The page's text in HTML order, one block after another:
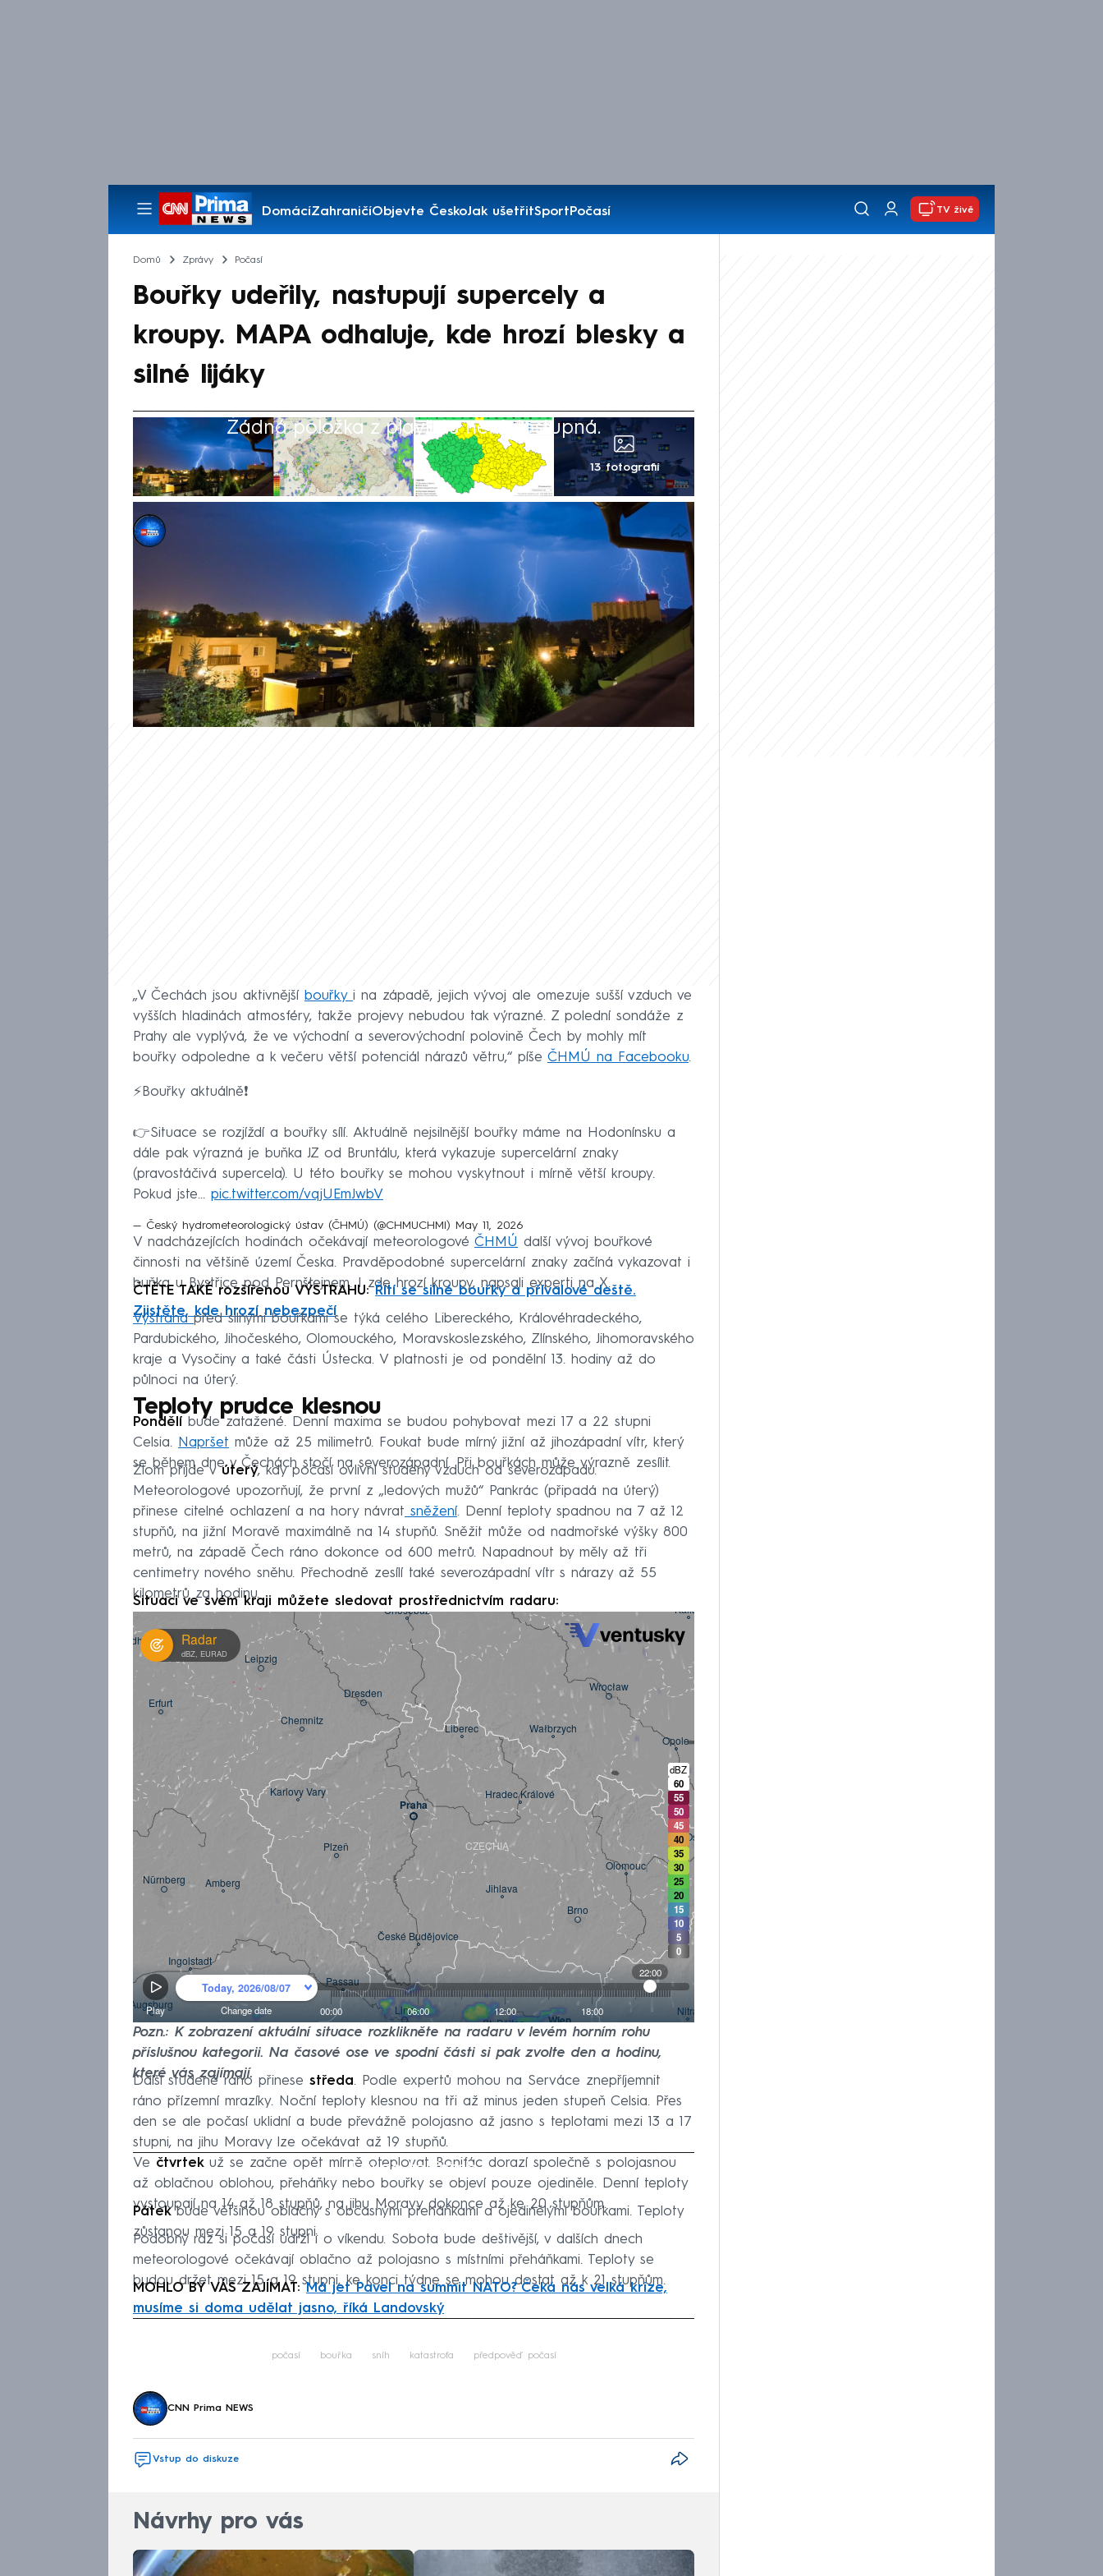
DomácíZahraničíObjevte ČeskoJak ušetřitSportPočasí
Pořady
TV živě
Domů Zprávy Počasí
Bouřky udeřily, nastupují supercely a
kroupy. MAPA odhaluje, kde hrozí blesky a
silné lijáky
Žádná položka z playlistu není dostupná.
13 fotografií
CNN Prima NEWS
Akt. 11. kvě 2026, 16:33
Bouřky udeřily v Česku. Informoval o tom Český hydrometeorologický
ústav (ČHMÚ) s tím, že v odpoledních hodinách lokálně nejintenzivnější
bouřky zasáhly hlavně jih Moravy, výjimečně se mohou vyskytovat i
menší kroupy. Výrazná je buňka jihozápadně od Bruntálu, která
vykazuje supercelární znaky. Aktivnější bouřky jsou však rovněž na
západě.
„V Čechách jsou aktivnější bouřky i na západě, jejich vývoj ale omezuje sušší vzduch ve
vyšších hladinách atmosféry, takže projevy nebudou tak výrazné. Z polední sondáže z
Prahy ale vyplývá, že ve východní a severovýchodní polovině Čech by mohly mít
bouřky odpoledne a k večeru větší potenciál nárazů větru,“ píše ČHMÚ na Facebooku.
⚡Bouřky aktuálně❗
👉Situace se rozjíždí a bouřky sílí. Aktuálně nejsilnější bouřky máme na Hodonínsku a
dále pak výrazná je buňka JZ od Bruntálu, která vykazuje supercelární znaky
(pravostáčivá supercela). U této bouřky se mohou vyskytnout i mírně větší kroupy.
Pokud jste… pic.twitter.com/vqjUEmJwbV
— Český hydrometeorologický ústav (ČHMÚ) (@CHMUCHMI) May 11, 2026
V nadcházejících hodinách očekávají meteorologové ČHMÚ další vývoj bouřkové
činnosti na většině území Česka. Pravděpodobné supercelární znaky začíná vykazovat i
buňka u Bystřice pod Pernštejnem. I zde hrozí kroupy, napsali experti na X.
ČTĚTE TAKÉ rozšířenou VÝSTRAHU:Řítí se silné bouřky a přívalové deště.
Zjistěte, kde hrozí nebezpečí
Výstrahapřed silnými bouřkami se týká celého Libereckého, Královéhradeckého,
Pardubického, Jihočeského, Olomouckého, Moravskoslezského, Zlínského, Jihomoravského
kraje a Vysočiny a také části Ústecka. V platnosti je od pondělní 13. hodiny až do
půlnoci na úterý.
Teploty prudce klesnou
Pondělí bude zatažené. Denní maxima se budou pohybovat mezi 17 a 22 stupni
Celsia. Napršet může až 25 milimetrů. Foukat bude mírný jižní až jihozápadní vítr, který
se během dne v Čechách stočí na severozápadní. Při bouřkách může výrazně zesílit.
Zlom přijde vúterý, kdy počasí ovlivní studený vzduch od severozápadu.
Meteorologové upozorňují, že první z „ledových mužů“ Pankrác (připadá na úterý)
přinese citelné ochlazení a na hory návrat sněžení. Denní teploty spadnou na 7 až 12
stupňů, na jižní Moravě maximálně na 14 stupňů. Sněžit může od nadmořské výšky 800
metrů, na západě Čech ráno dokonce od 600 metrů. Napadnout by měly až tři
centimetry nového sněhu. Přechodně zesílí také severozápadní vítr s nárazy až 55
kilometrů za hodinu.
Situaci ve svém kraji můžete sledovat prostřednictvím radaru:
Pozn.: K zobrazení aktuální situace rozklikněte na radaru v levém horním rohu
příslušnou kategorii. Na časové ose ve spodní části si pak zvolte den a hodinu,
které vás zajímají.
Další studené ráno přinese středa. Podle expertů mohou na Serváce znepříjemnit
ráno přízemní mrazíky. Noční teploty klesnou na tři až minus jeden stupeň Celsia. Přes
den se ale počasí uklidní a bude převážně polojasno až jasno s teplotami mezi 13 a 17
stupni, na jihu Moravy lze očekávat až 19 stupňů.
Failed to fetch
Ve čtvrtek už se začne opět mírně oteplovat. Bonifác dorazí společně s polojasnou
až oblačnou oblohou, přeháňky nebo bouřky se objeví pouze ojediněle. Denní teploty
vystoupají na 14 až 18 stupňů, na jihu Moravy dokonce až ke 20 stupňům.
Pátekbude většinou oblačný s občasnými přeháňkami a ojedinělými bouřkami. Teploty
zůstanou mezi 15 a 19 stupni.
Podobný ráz si počasí udrží i o víkendu. Sobota bude deštivější, v dalších dnech
meteorologové očekávají oblačno až polojasno s místními přeháňkami. Teploty se
budou držet mezi 15 a 19 stupni, ke konci týdne se mohou dostat až k 21 stupňům.
MOHLO BY VÁS ZAJÍMAT:Má jet Pavel na summit NATO? Čeká nás velká krize,
musíme si doma udělat jasno, říká Landovský
počasí bouřka sníh katastrofa předpověď počasí
CNN Prima NEWS
Vstup do diskuze
Návrhy pro vás